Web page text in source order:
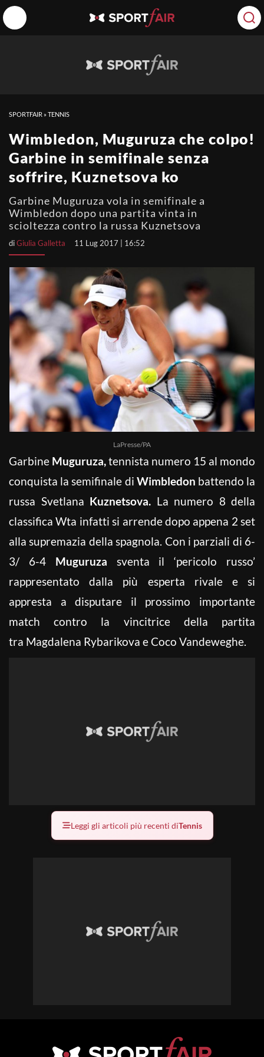
SPORTFAIR »TENNIS
Wimbledon, Muguruza che colpo!
Garbine in semifinale senza
soffrire, Kuznetsova ko
Garbine Muguruza vola in semifinale a
Wimbledon dopo una partita vinta in
scioltezza contro la russa Kuznetsova
diGiulia Galletta 11 Lug 2017 | 16:52
LaPresse/PA
Garbine Muguruza,tennista numero 15 al mondo
conquista la semifinale di Wimbledon battendo la
russa Svetlana Kuznetsova. La numero 8 della
classifica Wta infatti si arrende dopo appena 2 set
alla supremazia della spagnola. Con i parziali di 6-
3/ 6-4 Muguruza sventa il ‘pericolo russo’
rappresentato dalla più esperta rivale e si
appresta a disputare il prossimo importante
match contro la vincitrice della partita
tra Magdalena Rybarikova e Coco Vandeweghe.
Leggi gli articoli più recenti diTennis